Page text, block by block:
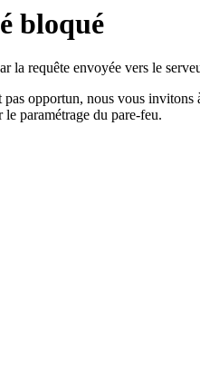
bloqué
la requête envoyée vers le
opportun, nous vous invitons
paramétrage du pare-feu.